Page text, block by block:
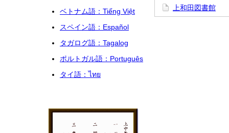
ベトナム語： Tiếng Việt
スペイン語：Español
タガログ語：Tagalog
ポルトガル語： Português
タイ語：ไทย
上和田図書館